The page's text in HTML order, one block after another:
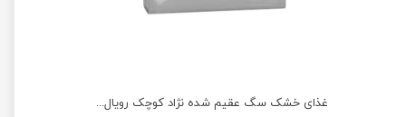
غذای خشک سگ عقیم شده نژاد کوچک رویال کنین وزن 3 کیلوگرم